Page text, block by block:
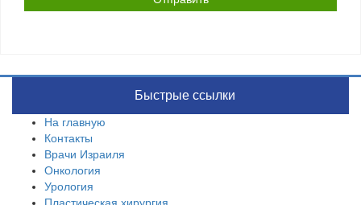
Быстрые ссылки
На главную
Контакты
Врачи Израиля
Онкология
Урология